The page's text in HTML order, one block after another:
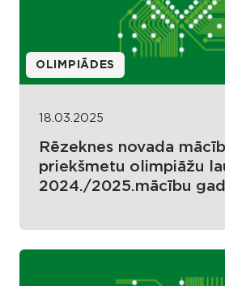
OLIMPIĀDES
18.03.2025
Rēzeknes novada
priekšmetu olimpiāžu
2024./2025.mācību